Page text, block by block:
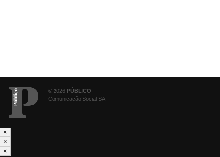
© 2026 PÚBLICO
Comunicação Social SA
×
×
×